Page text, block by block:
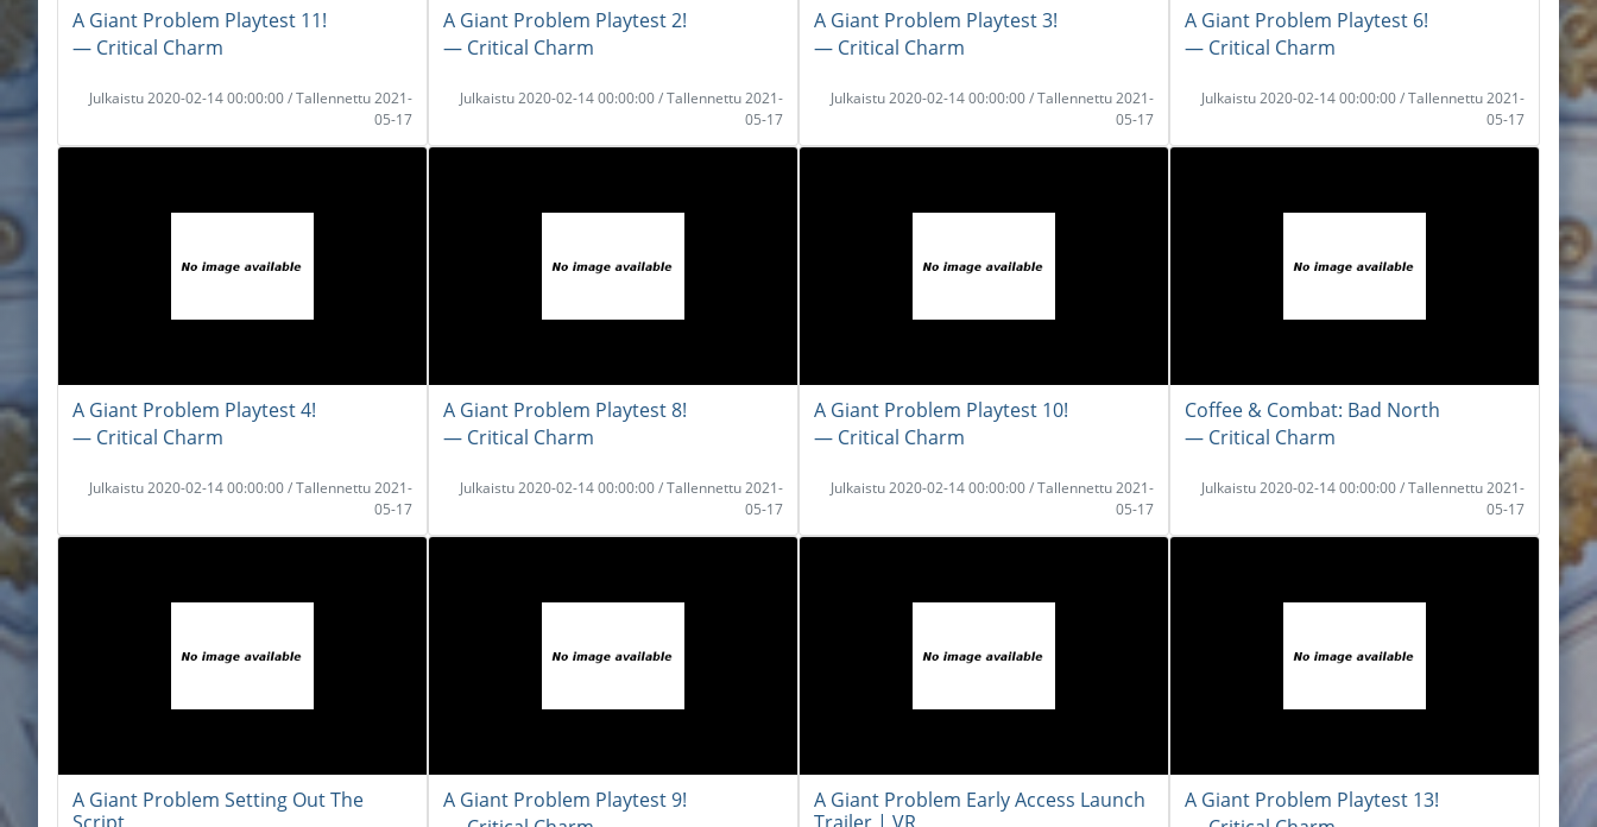
A Giant Problem Playtest 11!
― Critical Charm
Julkaistu 2020-02-14 00:00:00 / Tallennettu 2021-
05-17
A Giant Problem Playtest 2!
― Critical Charm
Julkaistu 2020-02-14 00:00:00 / Tallennettu 2021-
05-17
A Giant Problem Playtest 3!
― Critical Charm
Julkaistu 2020-02-14 00:00:00 / Tallennettu 2021-
05-17
A Giant Problem Playtest 6!
― Critical Charm
Julkaistu 2020-02-14 00:00:00 / Tallennettu 2021-
05-17
A Giant Problem Playtest 4!
― Critical Charm
Julkaistu 2020-02-14 00:00:00 / Tallennettu 2021-
05-17
A Giant Problem Playtest 8!
― Critical Charm
Julkaistu 2020-02-14 00:00:00 / Tallennettu 2021-
05-17
A Giant Problem Playtest 10!
― Critical Charm
Julkaistu 2020-02-14 00:00:00 / Tallennettu 2021-
05-17
Coffee & Combat: Bad North
― Critical Charm
Julkaistu 2020-02-14 00:00:00 / Tallennettu 2021-
05-17
A Giant Problem Setting Out The
A Giant Problem Playtest 9!
A Giant Problem Early Access Launch
A Giant Problem Playtest 13!